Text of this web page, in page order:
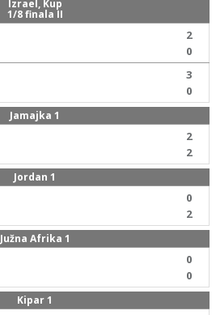
Izrael, Kup
1/8 finala II
2
0
3
0
Jamajka 1
2
2
Jordan 1
0
2
Južna Afrika 1
0
0
Kipar 1